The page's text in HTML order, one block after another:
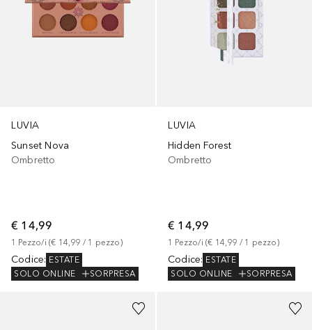
LUVIA
Sunset Nova
Ombretto
€ 14,99
1 Pezzo/i (€ 14,99 / 1 pezzo)
Codice: ESTATE
SOLO ONLINE
SORPRESA
LUVIA
Hidden Forest
Ombretto
€ 14,99
1 Pezzo/i (€ 14,99 / 1 pezzo)
Codice: ESTATE
SOLO ONLINE
SORPRESA